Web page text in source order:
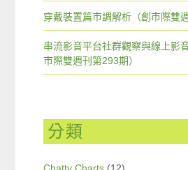
穿戴裝置篇市調解析（創市際雙
串流影音平台社群觀察與線上影
市際雙週刊第293期）
分類